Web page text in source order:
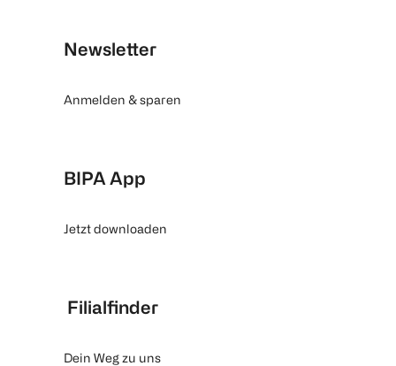
Newsletter
Anmelden & sparen
BIPA App
Jetzt downloaden
Filialfinder
Dein Weg zu uns